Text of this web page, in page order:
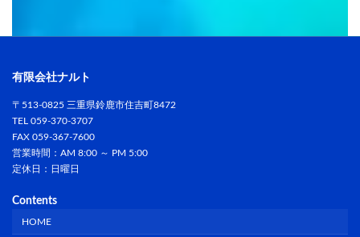
有限会社ナルト
〒513-0825 三重県鈴鹿市住吉町8472
TEL 059-370-3707
FAX 059-367-7600
営業時間：AM 8:00 ～ PM 5:00
定休日：日曜日
Contents
HOME